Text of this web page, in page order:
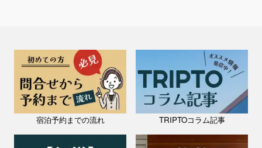
宿泊予約までの流れ TRIPTOコラム記事